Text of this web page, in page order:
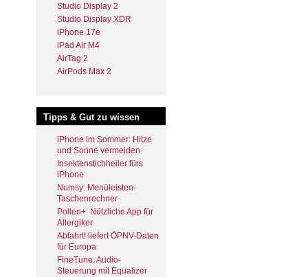
Studio Display 2
Studio Display XDR
iPhone 17e
iPad Air M4
AirTag 2
AirPods Max 2
Tipps & Gut zu wissen
iPhone im Sommer: Hitze
und Sonne vermeiden
Insektenstichheiler fürs
iPhone
Numsy: Menüleisten-
Taschenrechner
Pollen+: Nützliche App für
Allergiker
Abfahrt! liefert ÖPNV-Daten
für Europa
FineTune: Audio-
Steuerung mit Equalizer